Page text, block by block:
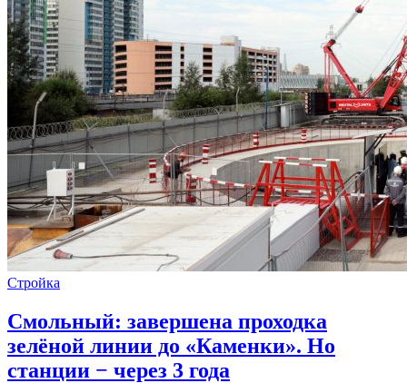
Стройка
Смольный: завершена проходка
зелёной линии до «Каменки». Но
станции − через 3 года